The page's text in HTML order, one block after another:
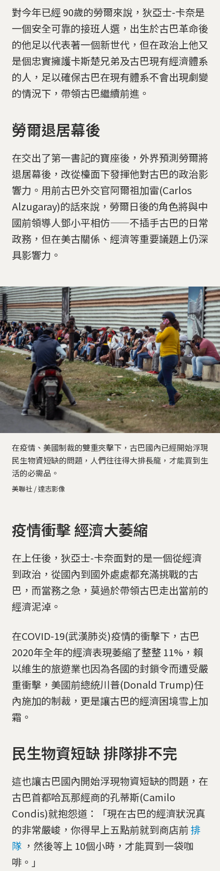
對今年已經 90歲的勞爾來說，狄亞士-卡奈是
一個安全可靠的接班人選，出生於古巴革命後
的他足以代表著一個新世代，但在政治上他又
是個忠實擁護卡斯楚兄弟及古巴現有經濟體系
的人，足以確保古巴在現有體系不會出現劇變
的情況下，帶領古巴繼續前進。
勞爾退居幕後
在交出了第一書記的寶座後，外界預測勞爾將
退居幕後，改從檯面下發揮他對古巴的政治影
響力。用前古巴外交官阿爾祖加雷(Carlos
Alzugaray)的話來說，勞爾日後的角色將與中
國前領導人鄧小平相仿——不插手古巴的日常
政務，但在美古關係、經濟等重要議題上仍深
具影響力。
在疫情、美國制裁的雙重夾擊下，古巴國內已經開始浮現
民生物資短缺的問題，人們往往得大排長龍，才能買到生
活的必需品。
美聯社 / 達志影像
疫情衝擊 經濟大萎縮
在上任後，狄亞士-卡奈面對的是一個從經濟
到政治，從國內到國外處處都充滿挑戰的古
巴，而當務之急，莫過於帶領古巴走出當前的
經濟泥淖。
在COVID-19(武漢肺炎)疫情的衝擊下，古巴
2020年全年的經濟表現萎縮了整整 11%，賴
以維生的旅遊業也因為各國的封鎖令而遭受嚴
重衝擊，美國前總統川普(Donald Trump)任
內施加的制裁，更是讓古巴的經濟困境雪上加
霜。
民生物資短缺 排隊排不完
這也讓古巴國內開始浮現物資短缺的問題，在
古巴首都哈瓦那經商的孔蒂斯(Camilo
Condis)就抱怨道：「現在古巴的經濟狀況真
的非常嚴峻，你得早上五點前就到商店前 排
隊 ，然後等上 10個小時，才能買到一袋咖
啡。」